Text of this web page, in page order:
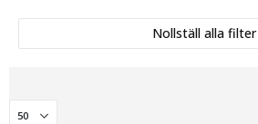
T-10(1)
T-100(1)
XS-1000
SB Grävtillbehör(25)
Slanetrac
Nollställ alla filter